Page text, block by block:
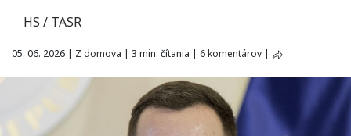
HS / TASR
05. 06. 2026 | Z domova | 3 min. čítania | 6 komentárov |